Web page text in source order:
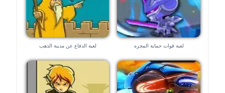
لعبة قوات حماية المجره لعبة الدفاع عن مدينة الذهب